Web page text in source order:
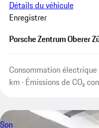
Détails du véhicule
Enregistrer
Porsche Zentrum Oberer
Consommation
km · Émissions de CO₂
Son